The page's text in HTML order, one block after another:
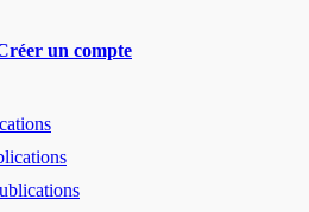
un compte